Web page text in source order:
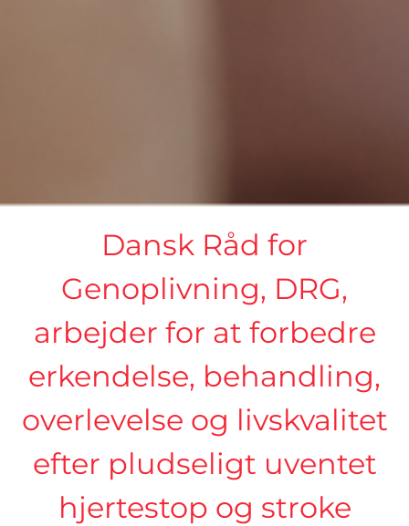
Dansk Råd for
Genoplivning, DRG,
arbejder for at forbedre
erkendelse, behandling,
overlevelse og livskvalitet
efter pludseligt uventet
hjertestop og stroke